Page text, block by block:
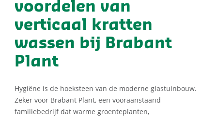
voordelen van
verticaal kratten
wassen bij Brabant
Plant
Hygiëne is de hoeksteen van de moderne glastuinbouw.
Zeker voor Brabant Plant, een vooraanstaand
familiebedrijf dat warme groenteplanten,